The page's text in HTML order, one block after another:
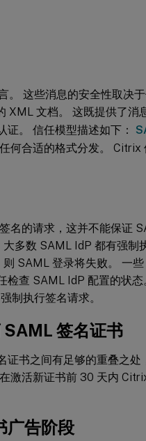
。 这些消息的安全性取决
XML 文档。 这既提供了消
。 信任模型描述如下：
何合适的格式分发。 Citrix
名的请求，这并不能保证
多数 SAML IdP 都有强制
SAML 登录将失败。 一
检查 SAML IdP 配置的状
制执行签名请求。
签名证书
书之间有足够的重叠之处
激活新证书前 30 天内
广告阶段